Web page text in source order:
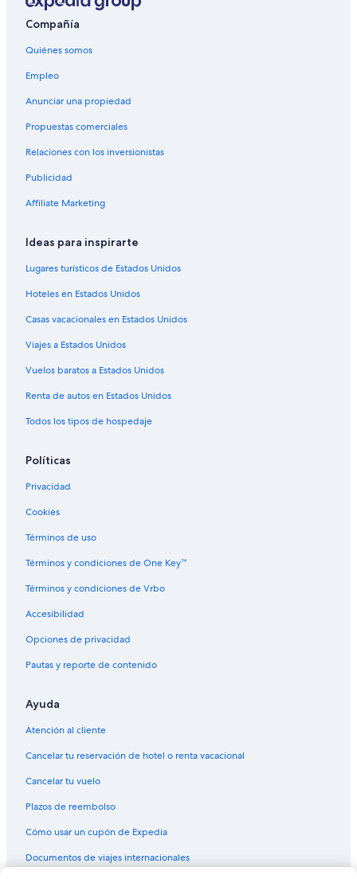
Hoteles en Sosa
Hoteles cerca de Parque del Castillo de Sakura
Hoteles en Shibayama
Apartamentos en Inzai
Hostales en Inzai
Hoteles en Inzai
Apartamentos en Estación de tren de Chiba Sakura
Hoteles 5 estrellas en Narita
Casas de huéspedes en Narita
Resorts en Narita
Apartamentos en Narita
Hostales en Narita
Apa Hotels en Narita
Hoteles Cápsula en Narita
Hoteles con spa en Narita
Hoteles todo incluido en Narita
Hoteles en la playa en Narita
Hoteles baratos en Narita
Hoteles con aguas termales en Narita
Hoteles con desayuno incluido en Narita
Hoteles con traslado del/al aeropuerto en Narita
Hoteles gay friendly en Narita
Hoteles para fumadores en Narita
Ryokans en Narita
Apartamentos en Sanrizuka
Hoteles en Sanrizuka
Resorts en Sakura
Condominios en Sakura
Compañía
Quiénes somos
Empleo
Anunciar una propiedad
Propuestas comerciales
Relaciones con los inversionistas
Publicidad
Affiliate Marketing
Ideas para inspirarte
Lugares turísticos de Estados Unidos
Hoteles en Estados Unidos
Casas vacacionales en Estados Unidos
Viajes a Estados Unidos
Vuelos baratos a Estados Unidos
Renta de autos en Estados Unidos
Todos los tipos de hospedaje
Políticas
Privacidad
Cookies
Términos de uso
Términos y condiciones de One Key™
Términos y condiciones de Vrbo
Accesibilidad
Opciones de privacidad
Pautas y reporte de contenido
Ayuda
Atención al cliente
Cancelar tu reservación de hotel o renta vacacional
Cancelar tu vuelo
Plazos de reembolso
Cómo usar un cupón de Expedia
Documentos de viajes internacionales